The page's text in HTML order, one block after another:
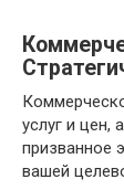
услуг и
призванное
вашей